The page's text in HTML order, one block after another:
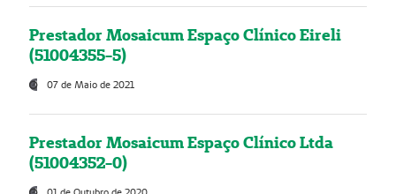
Prestador Mosaicum Espaço Clínico Eireli
(51004355-5)
07 de Maio de 2021
Prestador Mosaicum Espaço Clínico Ltda
(51004352-0)